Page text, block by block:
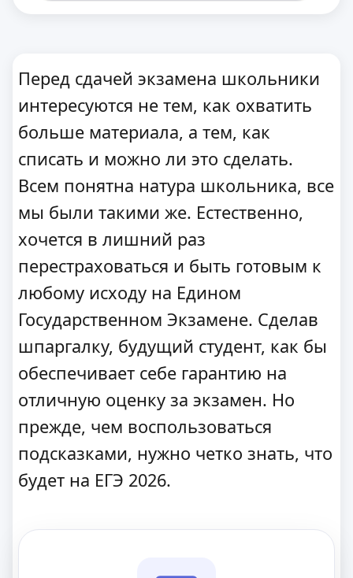
Перед сдачей экзамена школьники
интересуются не тем, как охватить
больше материала, а тем, как
списать и можно ли это сделать.
Всем понятна натура школьника, все
мы были такими же. Естественно,
хочется в лишний раз
перестраховаться и быть готовым к
любому исходу на Едином
Государственном Экзамене. Сделав
шпаргалку, будущий студент, как бы
обеспечивает себе гарантию на
отличную оценку за экзамен. Но
прежде, чем воспользоваться
подсказками, нужно четко знать, что
будет на ЕГЭ 2026.